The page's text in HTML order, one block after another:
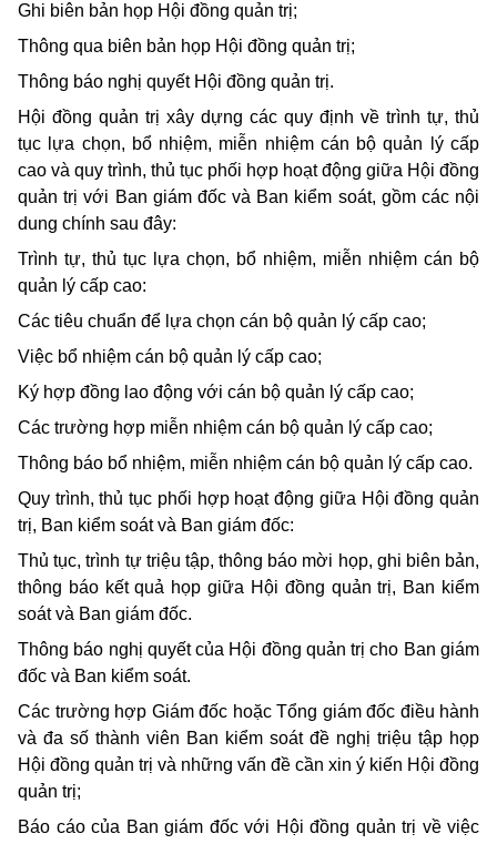
Ghi biên bản họp Hội đồng quản trị;
Thông qua biên bản họp Hội đồng quản trị;
Thông báo nghị quyết Hội đồng quản trị.
Hội đồng quản trị xây dựng các quy định về trình tự, thủ
tục lựa chọn, bổ nhiệm, miễn nhiệm cán bộ quản lý cấp
cao và quy trình, thủ tục phối hợp hoạt động giữa Hội đồng
quản trị với Ban giám đốc và Ban kiểm soát, gồm các nội
dung chính sau đây:
Trình tự, thủ tục lựa chọn, bổ nhiệm, miễn nhiệm cán bộ
quản lý cấp cao:
Các tiêu chuẩn để lựa chọn cán bộ quản lý cấp cao;
Việc bổ nhiệm cán bộ quản lý cấp cao;
Ký hợp đồng lao động với cán bộ quản lý cấp cao;
Các trường hợp miễn nhiệm cán bộ quản lý cấp cao;
Thông báo bổ nhiệm, miễn nhiệm cán bộ quản lý cấp cao.
Quy trình, thủ tục phối hợp hoạt động giữa Hội đồng quản
trị, Ban kiểm soát và Ban giám đốc:
Thủ tục, trình tự triệu tập, thông báo mời họp, ghi biên bản,
thông báo kết quả họp giữa Hội đồng quản trị, Ban kiểm
soát và Ban giám đốc.
Thông báo nghị quyết của Hội đồng quản trị cho Ban giám
đốc và Ban kiểm soát.
Các trường hợp Giám đốc hoặc Tổng giám đốc điều hành
và đa số thành viên Ban kiểm soát đề nghị triệu tập họp
Hội đồng quản trị và những vấn đề cần xin ý kiến Hội đồng
quản trị;
Báo cáo của Ban giám đốc với Hội đồng quản trị về việc